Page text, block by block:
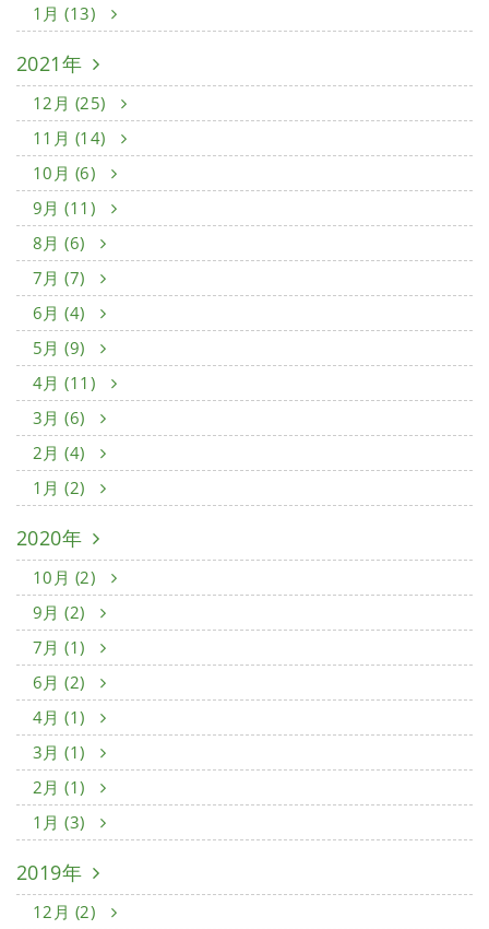
1月 (13)
2021年
12月 (25)
11月 (14)
10月 (6)
9月 (11)
8月 (6)
7月 (7)
6月 (4)
5月 (9)
4月 (11)
3月 (6)
2月 (4)
1月 (2)
2020年
10月 (2)
9月 (2)
7月 (1)
6月 (2)
4月 (1)
3月 (1)
2月 (1)
1月 (3)
2019年
12月 (2)